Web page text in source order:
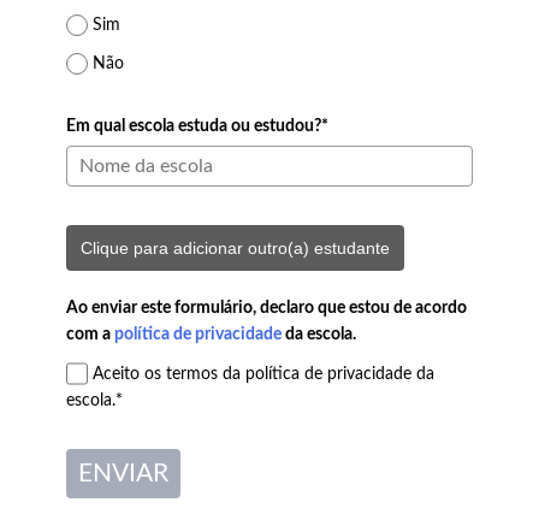
Sim
Não
Em qual escola estuda ou estudou?*
Clique para adicionar outro(a) estudante
Ao enviar este formulário, declaro que estou de acordo
com a política de privacidade da escola.
Aceito os termos da política de privacidade da
escola.*
ENVIAR